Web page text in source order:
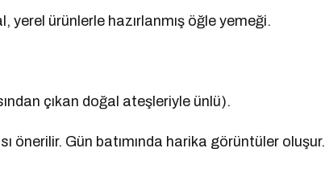
yerel ürünlerle hazırlanmış öğle yemeği.
çıkan doğal ateşleriyle ünlü).
önerilir. Gün batımında harika görüntüler oluşur.